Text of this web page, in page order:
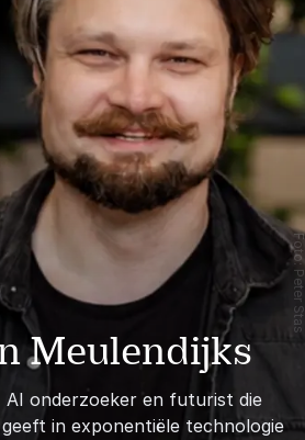
Meulendijks
AI onderzoeker en futurist die
in exponentiële technologie
Foto: